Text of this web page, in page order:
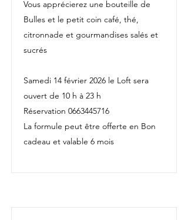
Vous apprécierez une bouteille de
Bulles et le petit coin café, thé,
citronnade et gourmandises salés et
sucrés
Samedi 14 février 2026 le Loft sera
ouvert de 10 h à 23 h
Réservation 0663445716
La formule peut être offerte en Bon
cadeau et valable 6 mois